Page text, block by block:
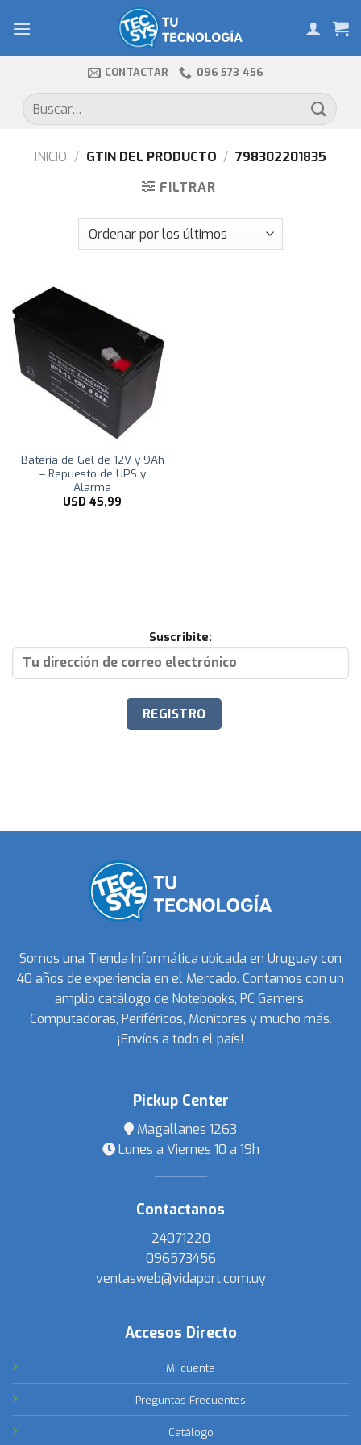
CONTACTAR 096 573 456
Buscar
por:
INICIO / GTIN DEL PRODUCTO / 798302201835
FILTRAR
Batería de Gel de 12V y 9Ah
– Repuesto de UPS y
Alarma
USD 45,99
Suscribite:
Somos una Tienda Informática ubicada en Uruguay con
40 años de experiencia en el Mercado. Contamos con un
amplio catálogo de Notebooks, PC Gamers,
Computadoras, Periféricos, Monitores y mucho más.
¡Envíos a todo el país!
Pickup Center
Magallanes 1263
Lunes a Viernes 10 a 19h
Contactanos
24071220
096573456
ventasweb@vidaport.com.uy
Accesos Directo
Mi cuenta
Preguntas Frecuentes
Catálogo